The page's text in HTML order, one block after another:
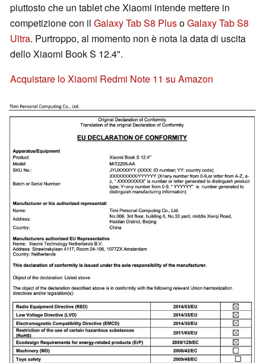
piuttosto che un tablet che Xiaomi intende mettere in
competizione con il Galaxy Tab S8 PlusoGalaxy Tab S8
Ultra. Purtroppo, al momento non è nota la data di uscita
dello Xiaomi Book S 12.4".
Acquistare lo Xiaomi Redmi Note 11 su Amazon